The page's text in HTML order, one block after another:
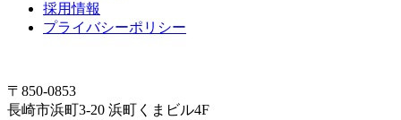
採用情報
プライバシーポリシー
〒850-0853
長崎市浜町3-20 浜町くまビル4F